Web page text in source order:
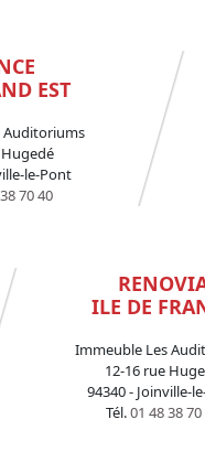
EST
Auditoriums
le-Pont
70 40
ILE DE
Immeuble Les
12-16 rue
94340 - Joinville-
Tél.01 48 38 70